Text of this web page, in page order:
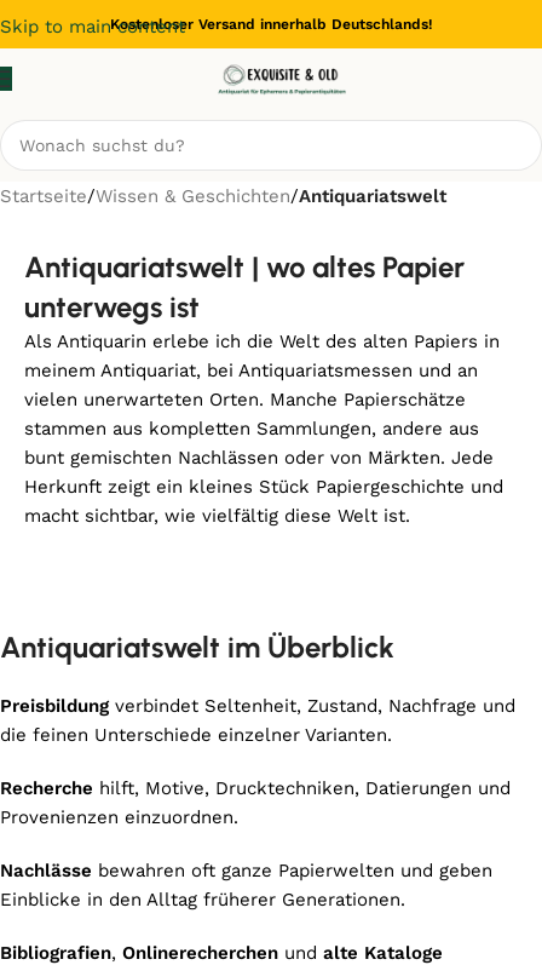
Skip to main contentKostenloser Versand innerhalb Deutschlands!
Startseite/Wissen & Geschichten/Antiquariatswelt
Antiquariatswelt | wo altes Papier
unterwegs ist
Als Antiquarin erlebe ich die Welt des alten Papiers in
meinem Antiquariat, bei Antiquariatsmessen und an
vielen unerwarteten Orten. Manche Papierschätze
stammen aus kompletten Sammlungen, andere aus
bunt gemischten Nachlässen oder von Märkten. Jede
Herkunft zeigt ein kleines Stück Papiergeschichte und
macht sichtbar, wie vielfältig diese Welt ist.
Antiquariatswelt im Überblick
Preisbildungverbindet Seltenheit, Zustand, Nachfrage und
die feinen Unterschiede einzelner Varianten.
Recherche hilft, Motive, Drucktechniken, Datierungen und
Provenienzen einzuordnen.
Nachlässe bewahren oft ganze Papierwelten und geben
Einblicke in den Alltag früherer Generationen.
Bibliografien, Onlinerecherchen und alte Kataloge